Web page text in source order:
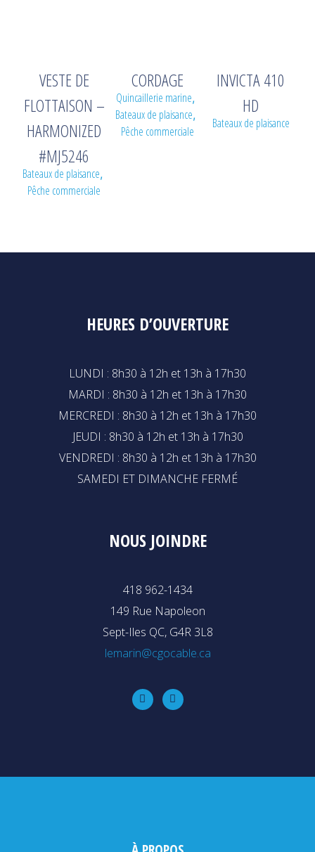
VESTE DE
FLOTTAISON –
HARMONIZED
#MJ5246
Bateaux de plaisance,
Pêche commerciale
CORDAGE
Quincaillerie marine,
Bateaux de plaisance,
Pêche commerciale
INVICTA 410
HD
Bateaux de plaisance
HEURES D’OUVERTURE
LUNDI : 8h30 à 12h et 13h à 17h30
MARDI : 8h30 à 12h et 13h à 17h30
MERCREDI : 8h30 à 12h et 13h à 17h30
JEUDI : 8h30 à 12h et 13h à 17h30
VENDREDI : 8h30 à 12h et 13h à 17h30
SAMEDI ET DIMANCHE FERMÉ
NOUS JOINDRE
418 962-1434
149 Rue Napoleon
Sept-Iles QC, G4R 3L8
lemarin@cgocable.ca